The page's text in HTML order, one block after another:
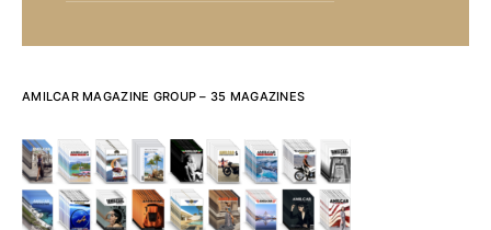
AMILCAR MAGAZINE GROUP – 35 MAGAZINES